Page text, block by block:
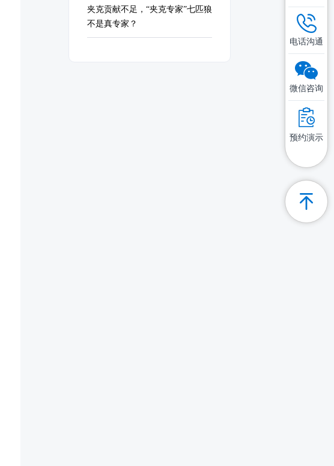
夹克贡献不足，“夹克专家”七匹狼
不是真专家？
电话沟通
微信咨询
预约演示